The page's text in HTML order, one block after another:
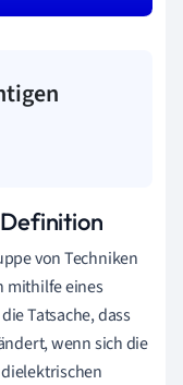
von Techniken
mithilfe eines
Tatsache, dass
wenn sich die